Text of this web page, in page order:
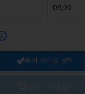
투어 가이드 선택